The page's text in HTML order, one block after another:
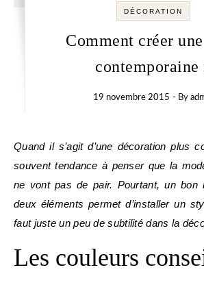
DÉCORATION
Comment créer
contemporaine
19 novembre 2015 - By
Quand il s’agit d’une décoration plus contemporaine, on a
souvent tendance à penser que la
ne vont pas de pair. Pourtant, un bon
deux éléments permet d’installer un
faut juste un peu de subtilité dans la
Les couleurs